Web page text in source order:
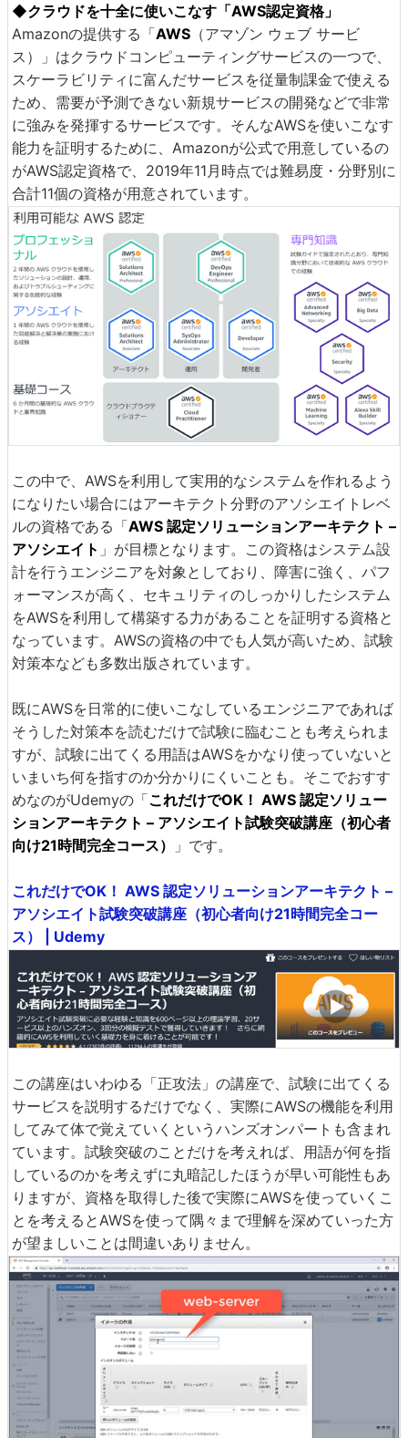
◆クラウドを十全に使いこなす「AWS認定資格」
Amazonの提供する「AWS （アマゾン ウェブ サービ
ス）」はクラウドコンピューティングサービスの一つで、
スケーラビリティに富んだサービスを従量制課金で使える
ため、需要が予測できない新規サービスの開発などで非常
に強みを発揮するサービスです。そんなAWSを使いこなす
能力を証明するために、Amazonが公式で用意しているの
がAWS認定資格で、2019年11月時点では難易度・分野別に
合計11個の資格が用意されています。
この中で、AWSを利用して実用的なシステムを作れるよう
になりたい場合にはアーキテクト分野のアソシエイトレベ
ルの資格である「AWS 認定ソリューションアーキテクト –
アソシエイト 」が目標となります。この資格はシステム設
計を行うエンジニアを対象としており、障害に強く、パフ
ォーマンスが高く、セキュリティのしっかりしたシステム
をAWSを利用して構築する力があることを証明する資格と
なっています。AWSの資格の中でも人気が高いため、試験
対策本なども多数出版されています。
既にAWSを日常的に使いこなしているエンジニアであれば
そうした対策本を読むだけで試験に臨むことも考えられま
すが、試験に出てくる用語はAWSをかなり使っていないと
いまいち何を指すのか分かりにくいことも。そこでおすす
めなのがUdemyの「これだけでOK！ AWS 認定ソリュー
ションアーキテクト – アソシエイト試験突破講座（初心者
向け21時間完全コース）
」です。
これだけでOK！ AWS 認定ソリューションアーキテクト –
アソシエイト試験突破講座（初心者向け21時間完全コー
ス） | Udemy
この講座はいわゆる「正攻法」の講座で、試験に出てくる
サービスを説明するだけでなく、実際にAWSの機能を利用
してみて体で覚えていくというハンズオンパートも含まれ
ています。試験突破のことだけを考えれば、用語が何を指
しているのかを考えずに丸暗記したほうが早い可能性もあ
りますが、資格を取得した後で実際にAWSを使っていくこ
とを考えるとAWSを使って隅々まで理解を深めていった方
が望ましいことは間違いありません。